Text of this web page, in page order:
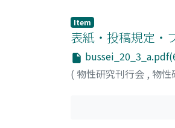
Item
表紙・投稿規定・
( 物性研究刊行会 , 物性